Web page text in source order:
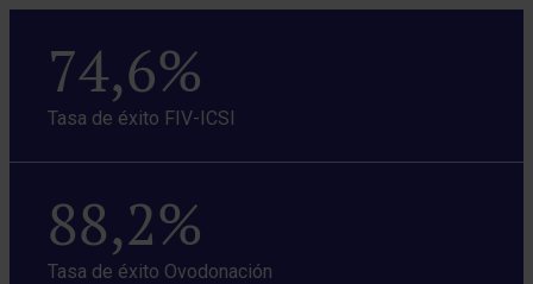
74,6%
Tasa de éxito FIV-ICSI
88,2%
Tasa de éxito Ovodonación